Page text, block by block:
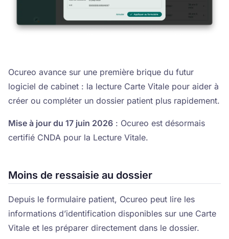
Ocureo avance sur une première brique du futur
logiciel de cabinet : la lecture Carte Vitale pour aider à
créer ou compléter un dossier patient plus rapidement.
Mise à jour du 17 juin 2026 : Ocureo est désormais
certifié CNDA pour la Lecture Vitale.
Moins de ressaisie au dossier
Depuis le formulaire patient, Ocureo peut lire les
informations d’identification disponibles sur une Carte
Vitale et les préparer directement dans le dossier.